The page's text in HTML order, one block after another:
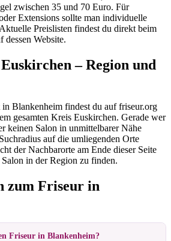
zwischen 35 und 70 Euro. Für
Extensions sollte man individuelle
Preislisten findest du direkt beim
dessen Website.
– Region und
Blankenheim findest du auf friseur.org
gesamten Kreis Euskirchen. Gerade wer
keinen Salon in unmittelbarer Nähe
auf die umliegenden Orte
der Nachbarorte am Ende dieser Seite
in der Region zu finden.
zum Friseur in
Friseur in Blankenheim?